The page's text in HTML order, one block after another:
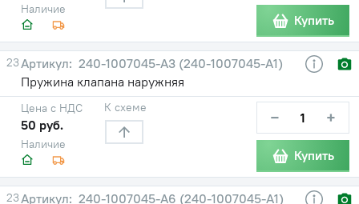
Наличие
Купить
23
240-1007045-А3 (240-1007045-А1)
Пружина клапана наружняя
Наличие
Цена с НДС
50 руб.
К схеме − +
Купить
23
240-1007045-А6 (240-1007045-А1)